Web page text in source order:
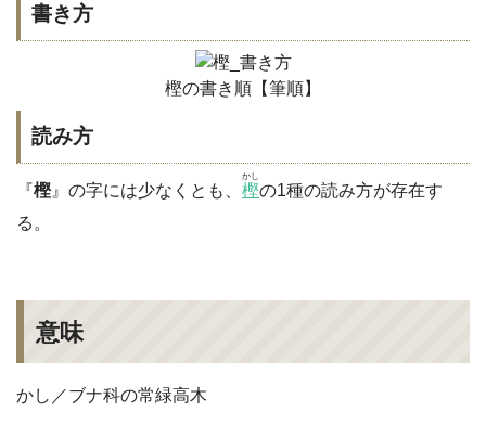
書き方
樫の書き順【筆順】
読み方
『樫』の字には少なくとも、 樫
かし
の1種の読み方が存在す
る。
意味
かし／ブナ科の常緑高木